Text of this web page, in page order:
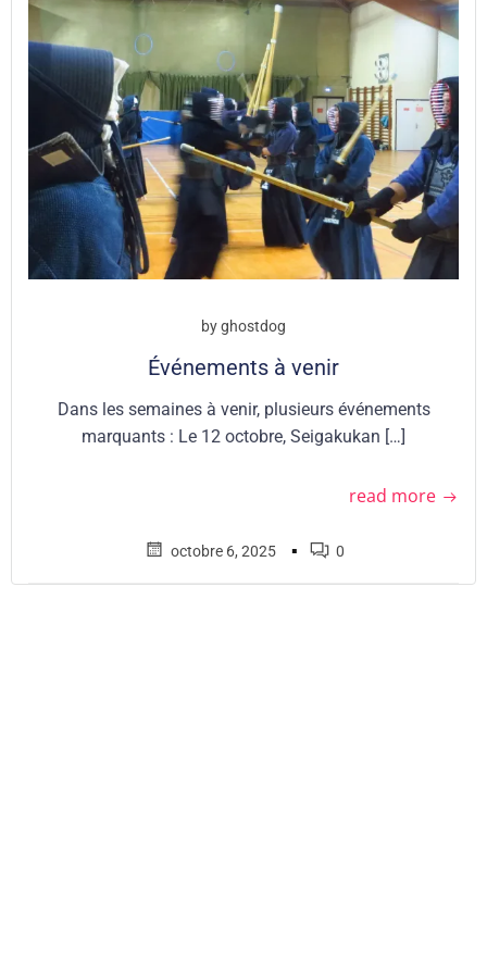
byghostdog
Événements à venir
Dans les semaines à venir, plusieurs événements
marquants : Le 12 octobre, Seigakukan […]
read more
octobre 6, 2025 ▪ 0